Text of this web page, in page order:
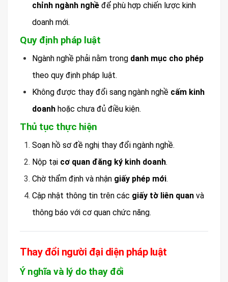
chỉnh ngành nghề để phù hợp chiến lược kinh
doanh mới.
Quy định pháp luật
Ngành nghề phải nằm trong danh mục cho phép
theo quy định pháp luật.
Không được thay đổi sang ngành nghề cấm kinh
doanh hoặc chưa đủ điều kiện.
Thủ tục thực hiện
Soạn hồ sơ đề nghị thay đổi ngành nghề.
Nộp tại cơ quan đăng ký kinh doanh.
Chờ thẩm định và nhận giấy phép mới.
Cập nhật thông tin trên các giấy tờ liên quan và
thông báo với cơ quan chức năng.
Thay đổi người đại diện pháp luật
Ý nghĩa và lý do thay đổi